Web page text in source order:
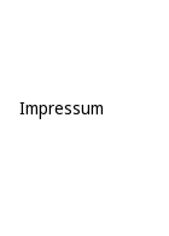
Impressum